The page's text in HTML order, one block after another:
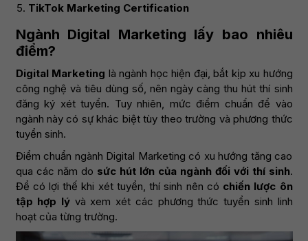
TikTok Marketing Certification
Ngành Digital Marketing lấy bao nhiêu
điểm?
Digital Marketing là ngành học hiện đại, bắt kịp xu hướng
công nghệ và tiêu dùng số, nên ngày càng thu hút thí sinh
đăng ký xét tuyển. Tuy nhiên, mức điểm chuẩn để vào
ngành này có sự khác biệt tùy theo trường và phương thức
tuyển sinh.
Điểm chuẩn ngành Digital Marketing có xu hướng tăng cao
qua các năm do sức hút lớn của ngành đối với thí sinh.
Để có lợi thế khi xét tuyển, thí sinh nên có chiến lược ôn
tập hợp lývà xem xét các phương thức tuyển sinh linh
hoạt của từng trường.